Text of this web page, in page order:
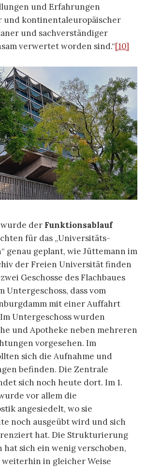
und Erfahrungen
und kontinentaleuropäischer
und sachverständiger
verwertet worden sind.“[10]
der Funktionsablauf
für das „Universitäts-
genau geplant, wie Jüttemann im
der Freien Universität finden
Geschosse des Flachbaues
Untergeschoss, dass vom
mit einer Auffahrt
Untergeschoss wurden
und Apotheke neben mehreren
vorgesehen. Im
sich die Aufnahme und
befinden. Die Zentrale
sich noch heute dort. Im 1.
vor allem die
angesiedelt, wo sie
noch ausgeübt wird und sich
hat. Die Strukturierung
sich ein wenig verschoben,
in gleicher Weise